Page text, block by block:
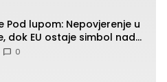
Pod lupom: Nepovjerenje u
dok EU ostaje simbol nade
0